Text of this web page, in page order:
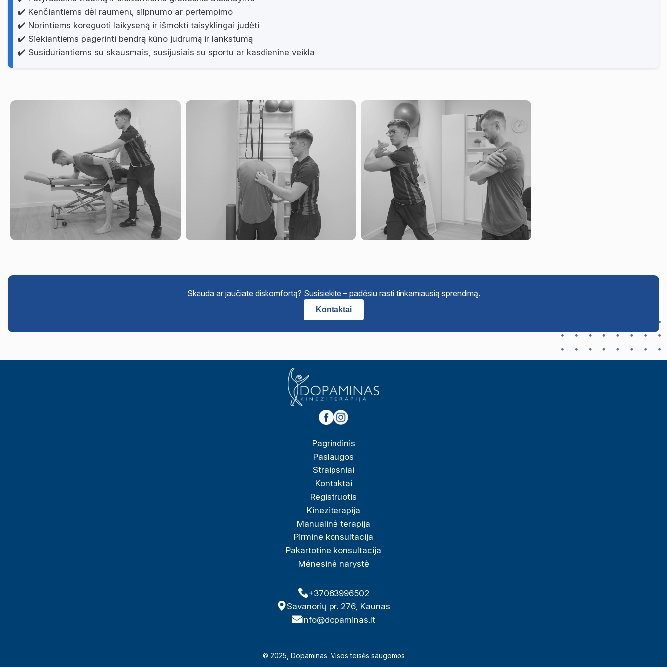
✔️ Kenčiantiems dėl raumenų silpnumo ar pertempimo
✔️ Norintiems koreguoti laikyseną ir išmokti taisyklingai judėti
✔️ Siekiantiems pagerinti bendrą kūno judrumą ir lankstumą
✔️ Susiduriantiems su skausmais, susijusiais su sportu ar kasdienine veikla
Skauda ar jaučiate diskomfortą? Susisiekite – padėsiu rasti tinkamiausią sprendimą.
Kontaktai
Pagrindinis
Paslaugos
Straipsniai
Kontaktai
Registruotis
Kineziterapija
Manualinė terapija
Pirmine konsultacija
Pakartotine konsultacija
Mėnesinė narystė
+37063996502
Savanorių pr. 276, Kaunas
info@dopaminas.lt
© 2025, Dopaminas. Visos teisės saugomos